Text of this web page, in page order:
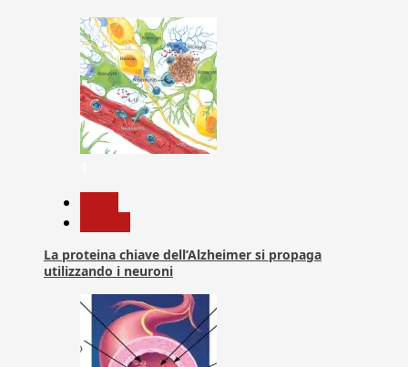
La proteina chiave dell’Alzheimer si propaga
utilizzando i neuroni